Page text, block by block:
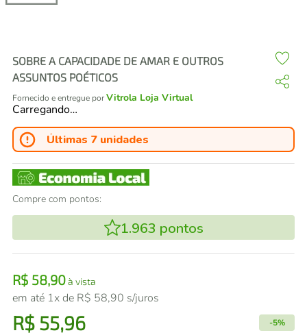
SOBRE A CAPACIDADE DE AMAR E OUTROS
ASSUNTOS POÉTICOS
Fornecido e entregue porVitrola Loja Virtual
Carregando…
Últimas 7 unidades
Compre com pontos:
1.963 pontos
R$ 58,90à vista
em até 1x de R$ 58,90 s/juros
R$ 55,96 -5%